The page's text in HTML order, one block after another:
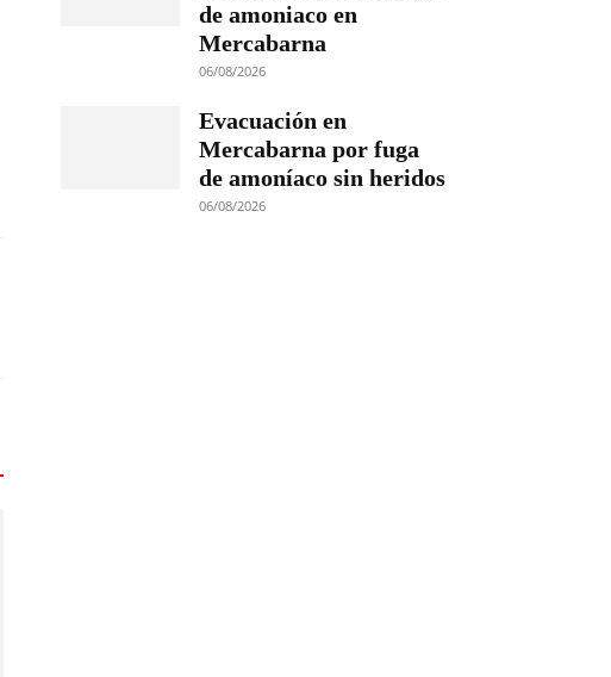
de amoniaco en
Mercabarna
06/08/2026
Evacuación en
Mercabarna por fuga
de amoníaco sin heridos
06/08/2026